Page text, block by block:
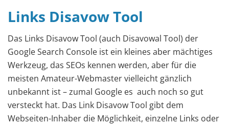
2018
Links Disavow Tool
Das Links Disavow Tool (auch Disavowal Tool) der
Google Search Console ist ein kleines aber mächtiges
Werkzeug, das SEOs kennen werden, aber für die
meisten Amateur-Webmaster vielleicht gänzlich
unbekannt ist – zumal Google es auch noch so gut
versteckt hat. Das Link Disavow Tool gibt dem
Webseiten-Inhaber die Möglichkeit, einzelne Links oder